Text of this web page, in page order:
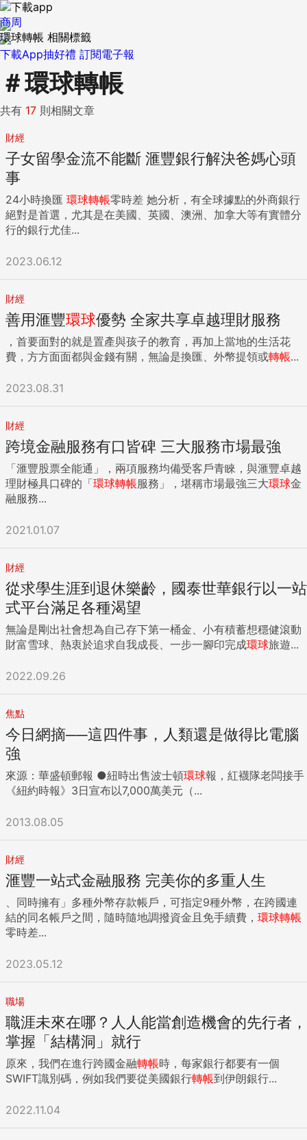
下載App抽好禮 訂閱電子報
商周
環球轉帳 相關標籤
＃環球轉帳
共有 17 則相關文章
財經
子女留學金流不能斷 滙豐銀行解決爸媽心頭
事
24小時換匯 環球轉帳零時差 她分析，有全球據點的外商銀行
絕對是首選，尤其是在美國、英國、澳洲、加拿大等有實體分
行的銀行尤佳...
2023.06.12
財經
善用滙豐環球優勢 全家共享卓越理財服務
，首要面對的就是置產與孩子的教育，再加上當地的生活花
費，方方面面都與金錢有關，無論是換匯、外幣提領或轉帳...
2023.08.31
財經
跨境金融服務有口皆碑 三大服務市場最強
「滙豐股票全能通」，兩項服務均備受客戶青睞，與滙豐卓越
理財極具口碑的「環球轉帳服務」，堪稱市場最強三大環球金
融服務...
2021.01.07
財經
從求學生涯到退休樂齡，國泰世華銀行以一站
式平台滿足各種渴望
無論是剛出社會想為自己存下第一桶金、小有積蓄想穩健滾動
財富雪球、熱衷於追求自我成長、一步一腳印完成環球旅遊...
2022.09.26
焦點
今日網摘──這四件事，人類還是做得比電腦
強
來源：華盛頓郵報 ●紐時出售波士頓環球報，紅襪隊老闆接手
《紐約時報》3日宣布以7,000萬美元（...
2013.08.05
財經
滙豐一站式金融服務 完美你的多重人生
、同時擁有」多種外幣存款帳戶，可指定9種外幣，在跨國連
結的同名帳戶之間，隨時隨地調撥資金且免手續費， 環球轉帳
零時差...
2023.05.12
職場
職涯未來在哪？人人能當創造機會的先行者，
掌握「結構洞」就行
原來，我們在進行跨國金融轉帳時，每家銀行都要有一個
SWIFT識別碼，例如我們要從美國銀行轉帳到伊朗銀行...
2022.11.04